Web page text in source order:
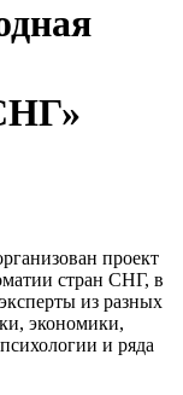
проект
стран СНГ, в
из разных
экономики,
и ряда